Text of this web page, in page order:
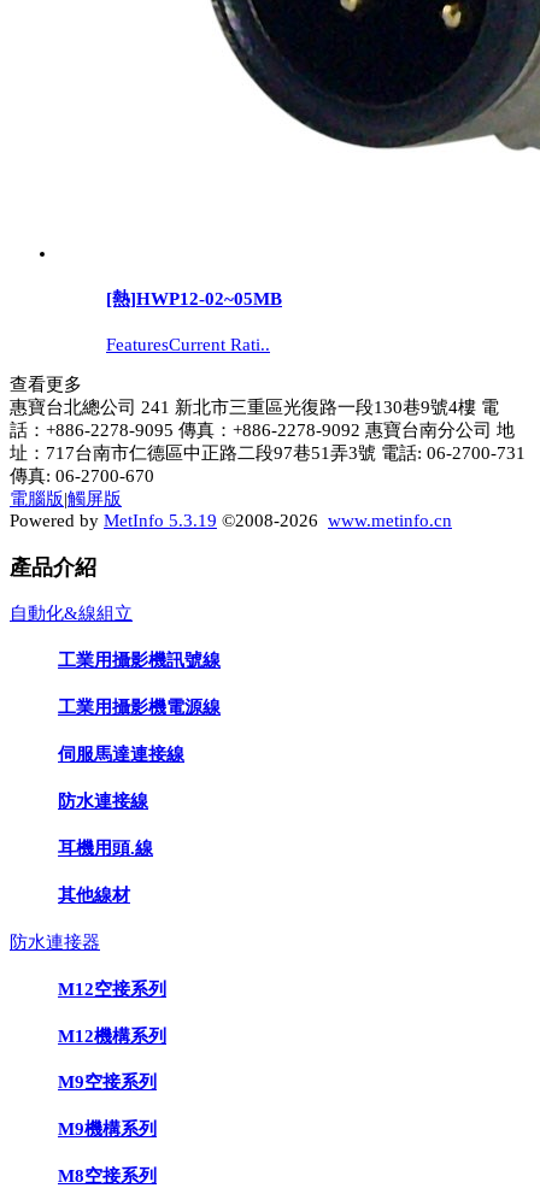
[熱]HWP12-02~05MB
FeaturesCurrent Rati..
查看更多
惠寶台北總公司 241 新北市三重區光復路一段130巷9號4樓 電
話：+886-2278-9095 傳真：+886-2278-9092 惠寶台南分公司 地
址：717台南市仁德區中正路二段97巷51弄3號 電話: 06-2700-731
傳真: 06-2700-670
電腦版|觸屏版
Powered by MetInfo 5.3.19 ©2008-2026 www.metinfo.cn
產品介紹
自動化&線組立
工業用攝影機訊號線
工業用攝影機電源線
伺服馬達連接線
防水連接線
耳機用頭.線
其他線材
防水連接器
M12空接系列
M12機構系列
M9空接系列
M9機構系列
M8空接系列